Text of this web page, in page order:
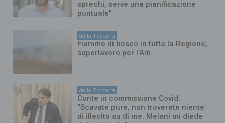
sprechi, serve una pianificazione
puntuale”
dalla Toscana
Fiamme di bosco in tutta la Regione,
superlavoro per l’Aib
dalla Toscana
Conte in commissione Covid:
“Scavate pure, non troverete niente
di illecito su di me. Meloni mi diede